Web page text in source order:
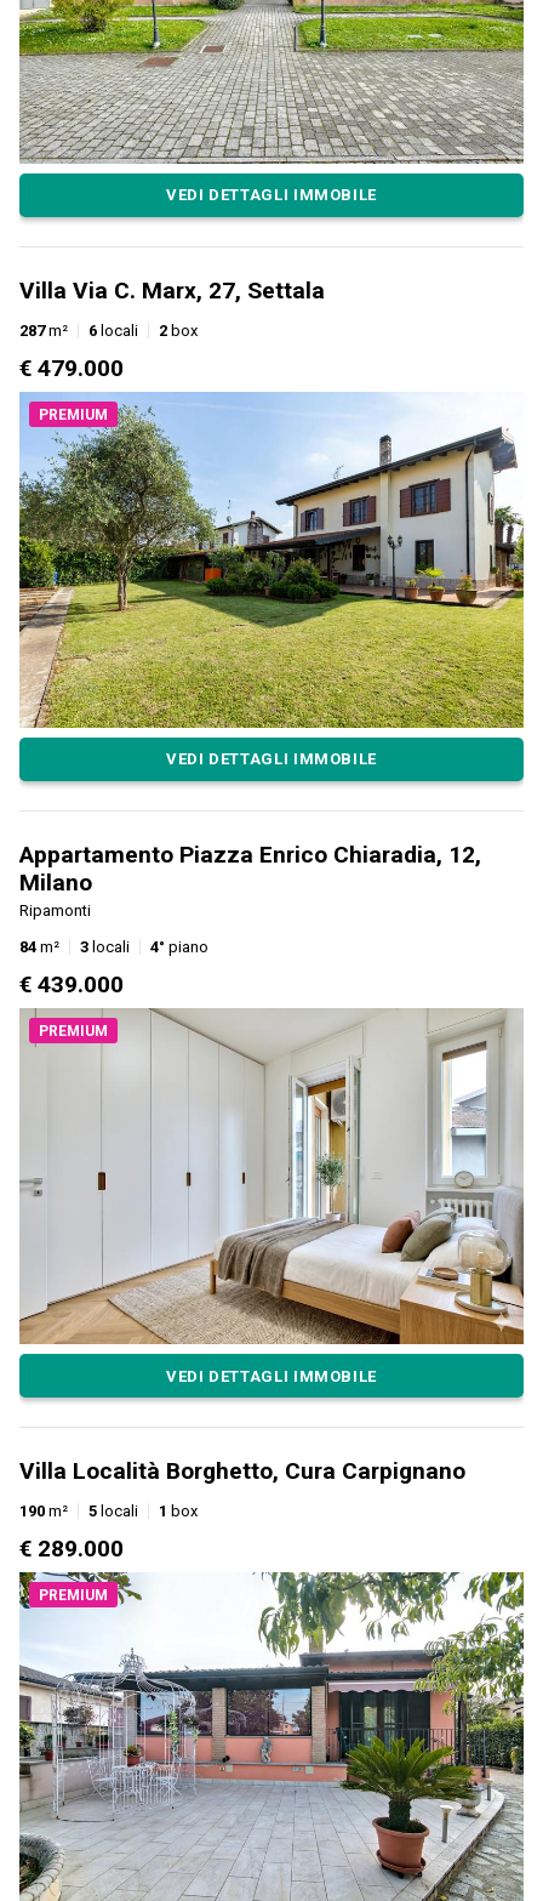
VEDI DETTAGLI IMMOBILE
Villa Via C. Marx, 27, Settala
287m² 6 locali 2 box
€ 479.000
PREMIUM
VEDI DETTAGLI IMMOBILE
Appartamento Piazza Enrico Chiaradia, 12,
Milano
Ripamonti
84 m² 3 locali 4° piano
€ 439.000
PREMIUM
VEDI DETTAGLI IMMOBILE
Villa Località Borghetto, Cura Carpignano
190 m² 5 locali 1 box
€ 289.000
PREMIUM